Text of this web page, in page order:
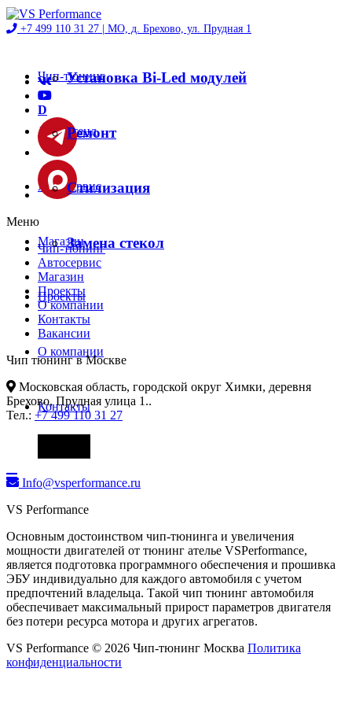
+7 499 110 31 27 | МО, д. Брехово, ул. Прудная 1
Чип-тюнинг
Диностенд
Автосервис
Магазин
Проекты
О компании
Контакты
Установка Bi-Led модулей
Ремонт
Стилизация
Замена стекол
D
Меню
Чип-тюнинг
Автосервис
Магазин
Проекты
О компании
Контакты
Вакансии
Чип тюнинг в Москве
Московская область, городской округ Химки, деревня
Брехово, Прудная улица 1..
Тел.: +7 499 110 31 27
Info@vsperformance.ru
VS Performance
Основным достоинством чип-тюнинга и увеличения
мощности двигателей от тюнинг ателье VSPerformance,
является подготовка программного обеспечения и прошивка
ЭБУ индивидуально для каждого автомобиля с учетом
предпочтений владельца. Такой чип тюнинг автомобиля
обеспечивает максимальный прирост параметров двигателя
без потери ресурса мотора и других агрегатов.
VS Performance © 2026 Чип-тюнинг Москва Политика
конфиденциальности